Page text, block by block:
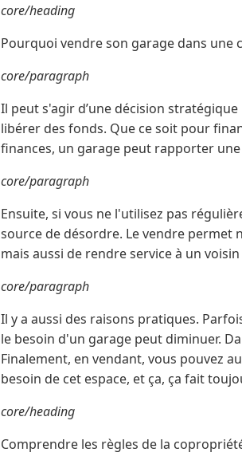
core/heading
Pourquoi vendre son garage dans une
core/paragraph
Il peut s'agir d’une décision
libérer des fonds. Que ce soit pour
finances, un garage peut rapporter
core/paragraph
Ensuite, si vous ne l'utilisez pas
source de désordre. Le vendre permet
mais aussi de rendre service à un
core/paragraph
Il y a aussi des raisons pratiques.
le besoin d'un garage peut diminuer.
Finalement, en vendant, vous pouvez
besoin de cet espace, et ça, ça fait
core/heading
Comprendre les règles de la